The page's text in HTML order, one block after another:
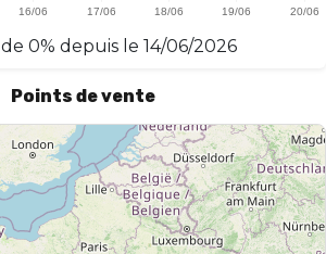
de 0% depuis le 14/06/2026
Points de vente